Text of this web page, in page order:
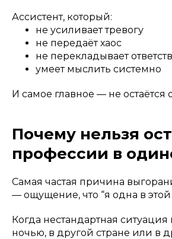
Ассистент, который:
не усиливает тревогу
не передаёт хаос
не перекладывает
умеет мыслить системно
И самое главное — не остаётся
Почему нельзя
профессии в
Самая частая причина
— ощущение, что “я одна в этой
Когда нестандартная ситуация
ночью, в другой стране или в